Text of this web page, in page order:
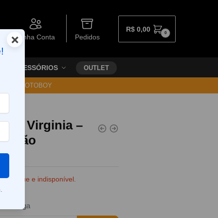
Minha Conta Pedidos
R$ 0,00 0
ACESSÓRIOS OUTLET
VIA MOTOBOY
Virginia –
estoque e indisponível.
entrega
×